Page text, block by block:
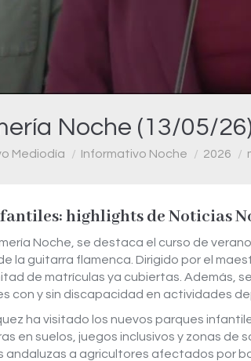
Noche (13/05/
Mediodía Informativo Noche 2026
highlights de Noticias
Noche, se destaca el curso de
la guitarra flamenca. Dirigido por el
de matrículas ya cubiertas. Además,
con y sin discapacidad en actividades
ha visitado los nuevos parques
en suelos, juegos inclusivos y zonas
andaluzas a agricultores afectados por